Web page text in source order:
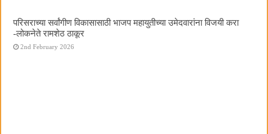
परिसराच्या सर्वांगीण विकासासाठी भाजप महायुतीच्या उमेदवारांना विजयी करा
-लोकनेते रामशेठ ठाकूर
2nd February 2026